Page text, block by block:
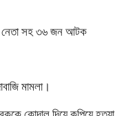
নেতা সহ ৩৬ জন আটক
মামলা।